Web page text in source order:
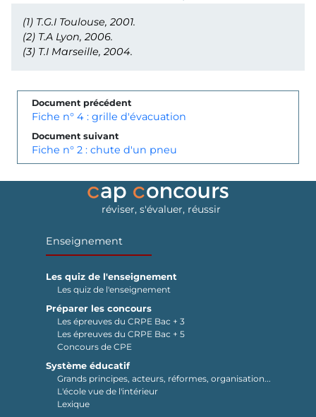
(1) T.G.I Toulouse, 2001.
(2) T.A Lyon, 2006.
(3) T.I Marseille, 2004.
Document précédent
Fiche n° 4 : grille d'évacuation
Document suivant
Fiche n° 2 : chute d'un pneu
réviser, s'évaluer, réussir
Enseignement
Les quiz de l'enseignement
Les quiz de l'enseignement
Préparer les concours
Les épreuves du CRPE Bac + 3
Les épreuves du CRPE Bac + 5
Concours de CPE
Système éducatif
Grands principes, acteurs, réformes, organisation...
L'école vue de l'intérieur
Lexique